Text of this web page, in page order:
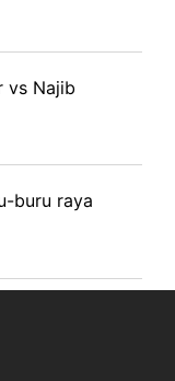
vs Najib
buru raya